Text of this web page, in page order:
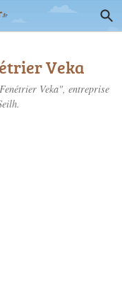
Veka
Veka", entreprise